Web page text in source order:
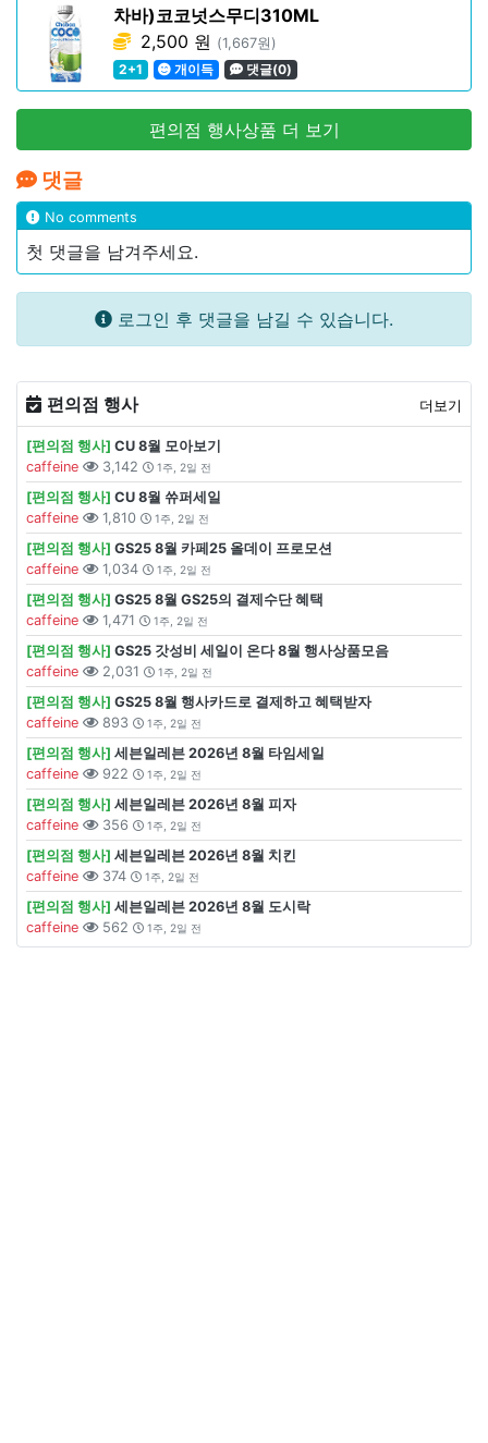
차바)코코넛스무디310ML
2,500 원 (1,667원)
2+1
개이득 댓글(0)
편의점 행사상품 더 보기
댓글
No comments
첫 댓글을 남겨주세요.
로그인 후 댓글을 남길 수 있습니다.
편의점 행사 더보기
[편의점 행사] CU 8월 모아보기
caffeine
3,142 1주, 2일 전
[편의점 행사] CU 8월 쓔퍼세일
caffeine
1,810 1주, 2일 전
[편의점 행사] GS25 8월 카페25 올데이 프로모션
caffeine
1,034 1주, 2일 전
[편의점 행사] GS25 8월 GS25의 결제수단 혜택
caffeine
1,471 1주, 2일 전
[편의점 행사] GS25 갓성비 세일이 온다 8월 행사상품모음
caffeine
2,031 1주, 2일 전
[편의점 행사] GS25 8월 행사카드로 결제하고 혜택받자
caffeine
893 1주, 2일 전
[편의점 행사] 세븐일레븐 2026년 8월 타임세일
caffeine
922 1주, 2일 전
[편의점 행사] 세븐일레븐 2026년 8월 피자
caffeine
356 1주, 2일 전
[편의점 행사] 세븐일레븐 2026년 8월 치킨
caffeine
374 1주, 2일 전
[편의점 행사] 세븐일레븐 2026년 8월 도시락
caffeine
562 1주, 2일 전